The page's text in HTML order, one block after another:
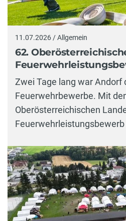
11.07.2026 / Allgemein
62.
Zwei Tage lang war Andorf
Feuerwehrbewerbe. Mit
Oberösterreichischen